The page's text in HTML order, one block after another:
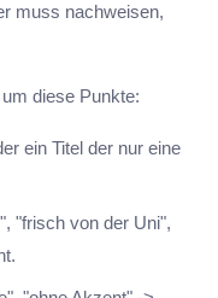
muss nachweisen,
diese Punkte:
ein Titel der nur eine
"frisch von der Uni",